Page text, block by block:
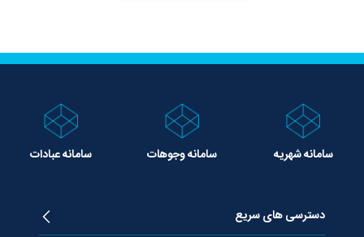
سامانه شهریه سامانه وجوهات سامانه عبادات
دسترسی های سریع